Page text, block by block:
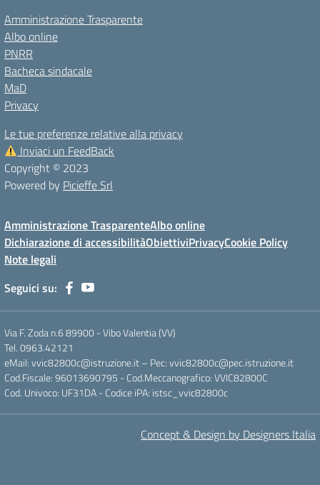
Amministrazione Trasparente
Albo online
PNRR
Bacheca sindacale
MaD
Privacy
Le tue preferenze relative alla privacy
Inviaci un FeedBack
Copyright © 2023
Powered by Picieffe Srl
Amministrazione TrasparenteAlbo online
Dichiarazione di accessibilitàObiettiviPrivacyCookie Policy
Note legali
Seguici su:
Via F. Zoda n.6 89900 - Vibo Valentia (VV)
Tel. 0963.42121
eMail: vvic82800c@istruzione.it – Pec: vvic82800c@pec.istruzione.it
Cod.Fiscale: 96013690795 - Cod.Meccanografico: VVIC82800C
Cod. Univoco: UF31DA - Codice iPA: istsc_vvic82800c
Concept & Design by Designers Italia